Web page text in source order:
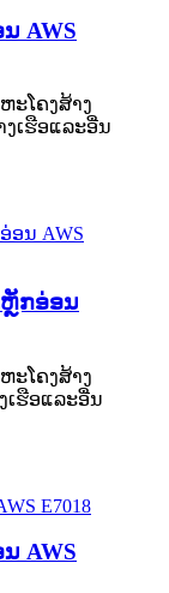
AWS
ະໂຄງສ້າງ
ເຮືອແລະອື່ນ
ຫຼັກອ່ອນ
ະໂຄງສ້າງ
ເຮືອແລະອື່ນ
AWS